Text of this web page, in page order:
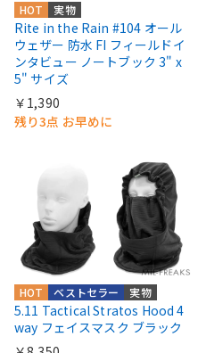
実物
HOT
Rite in the Rain #104 オール
ウェザー 防水 FI フィールドイ
ンタビュー ノートブック 3" x
5" サイズ
￥1,390
残り3点 お早めに
実物
ベストセラー
HOT
5.11 Tactical Stratos Hood 4
way フェイスマスク ブラック